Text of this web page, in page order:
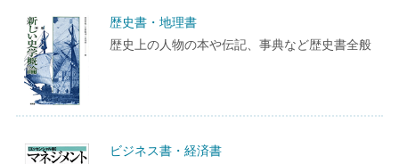
歴史書・地理書
歴史上の人物の本や伝記、事典など歴史書全般
ビジネス書・経済書